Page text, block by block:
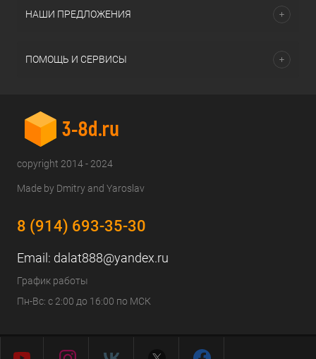
НАШИ ПРЕДЛОЖЕНИЯ
ПОМОЩЬ И СЕРВИСЫ
copyright 2014 - 2024
Made by Dmitry and Yaroslav
8 (914) 693-35-30
Email: dalat888@yandex.ru
График работы
Пн-Вс: с 2:00 до 16:00 по МСК